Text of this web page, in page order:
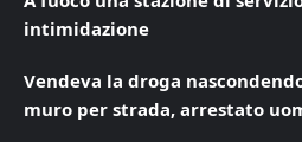
intimidazione
Vendeva la droga
muro per strada, arrestato